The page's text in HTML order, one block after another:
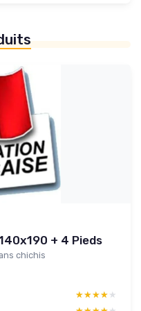
+ 4 Pieds
chichis
★★★★★
★★★★★